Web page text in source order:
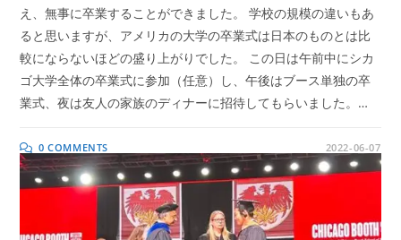
え、無事に卒業することができました。 学校の規模の違いもあ
ると思いますが、アメリカの大学の卒業式は日本のものとは比
較にならないほどの盛り上がりでした。 この日は午前中にシカ
ゴ大学全体の卒業式に参加（任意）し、午後はブース単独の卒
業式、夜は友人の家族のディナーに招待してもらいました。…
0 COMMENTS 2022-06-07